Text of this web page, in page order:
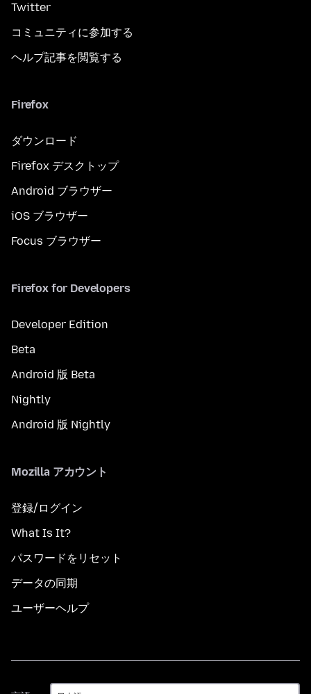
Twitter
コミュニティに参加する
ヘルプ記事を閲覧する
Firefox
ダウンロード
Firefox デスクトップ
Android ブラウザー
iOS ブラウザー
Focus ブラウザー
Firefox for Developers
Developer Edition
Beta
Android 版 Beta
Nightly
Android 版 Nightly
Mozilla アカウント
登録/ログイン
What Is It?
パスワードをリセット
データの同期
ユーザーヘルプ
言